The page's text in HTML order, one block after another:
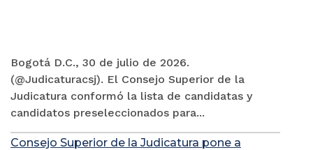
Bogotá D.C., 30 de julio de 2026.
(@Judicaturacsj). El Consejo Superior de la
Judicatura conformó la lista de candidatas y
candidatos preseleccionados para...
Consejo Superior de la Judicatura pone a